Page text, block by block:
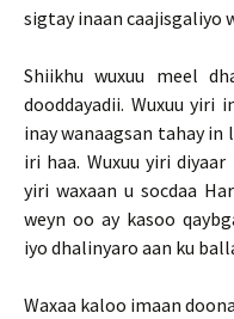
sigtay inaan caajisgaliyo
Shiikhu wuxuu meel
dooddayadii. Wuxuu yiri
inay wanaagsan tahay in
iri haa. Wuxuu yiri diyaar
yiri waxaan u socdaa
weyn oo ay kasoo
iyo dhalinyaro aan ku
Waxaa kaloo imaan